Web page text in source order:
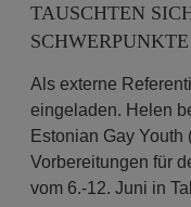
TAUSCHTEN
Als externe
eingeladen. Helen
Estonian Gay
Vorbereitungen für
vom 6.-12. Juni in